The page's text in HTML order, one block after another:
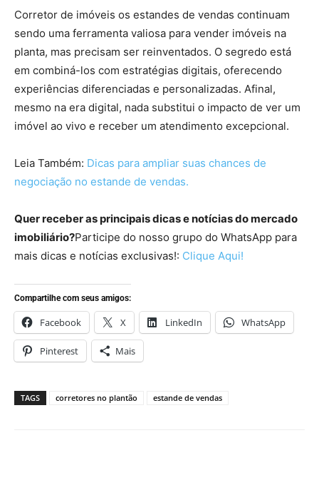
Corretor de imóveis os estandes de vendas continuam
sendo uma ferramenta valiosa para vender imóveis na
planta, mas precisam ser reinventados. O segredo está
em combiná-los com estratégias digitais, oferecendo
experiências diferenciadas e personalizadas. Afinal,
mesmo na era digital, nada substitui o impacto de ver um
imóvel ao vivo e receber um atendimento excepcional.
Leia Também: Dicas para ampliar suas chances de
negociação no estande de vendas.
Quer receber as principais dicas e notícias do mercado
imobiliário?Participe do nosso grupo do WhatsApp para
mais dicas e notícias exclusivas!: Clique Aqui!
Compartilhe com seus amigos:
Facebook X LinkedIn WhatsApp
Pinterest Mais
TAGS corretores no plantão estande de vendas